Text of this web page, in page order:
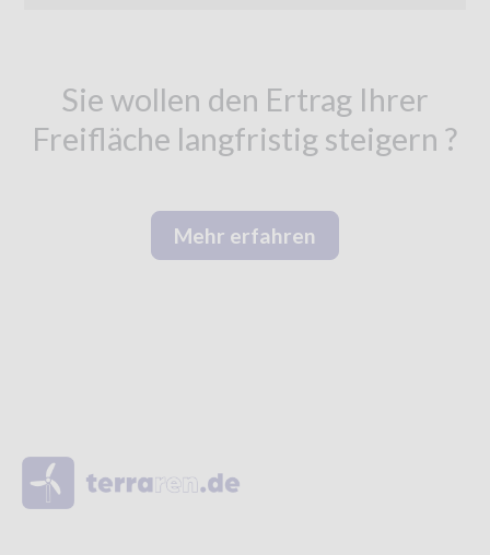
Sie wollen den Ertrag Ihrer
Freifläche langfristig steigern ?
Mehr erfahren